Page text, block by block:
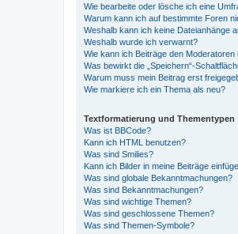
Wie bearbeite oder lösche ich eine
Warum kann ich auf bestimmte Foren
Weshalb kann ich keine Dateianhänge
Weshalb wurde ich verwarnt?
Wie kann ich Beiträge den Moderatoren
Was bewirkt die „Speichern“-
Warum muss mein Beitrag erst
Wie markiere ich ein Thema als neu?
Textformatierung und Thementypen
Was ist BBCode?
Kann ich HTML benutzen?
Was sind Smilies?
Kann ich Bilder in meine Beiträge
Was sind globale Bekanntmachungen?
Was sind Bekanntmachungen?
Was sind wichtige Themen?
Was sind geschlossene Themen?
Was sind Themen-Symbole?